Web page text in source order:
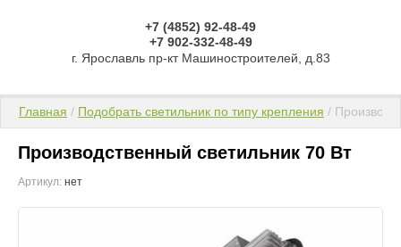
+7 (4852) 92-48-49
​​​​​​​+7 902-332-48-49
г. Ярославль пр-кт Машиностроителей, д.83
Главная / Подобрать светильник по типу крепления /
Производственный светильник 70 Вт
Артикул: нет